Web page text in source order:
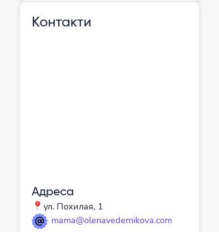
Контакти
Адреса
ул. Похилая, 1
mama@olenavedernikova.com